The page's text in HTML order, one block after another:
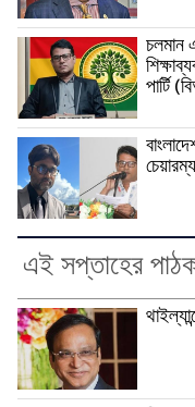
চলমান
পার্টি
এই সপ্তাহের